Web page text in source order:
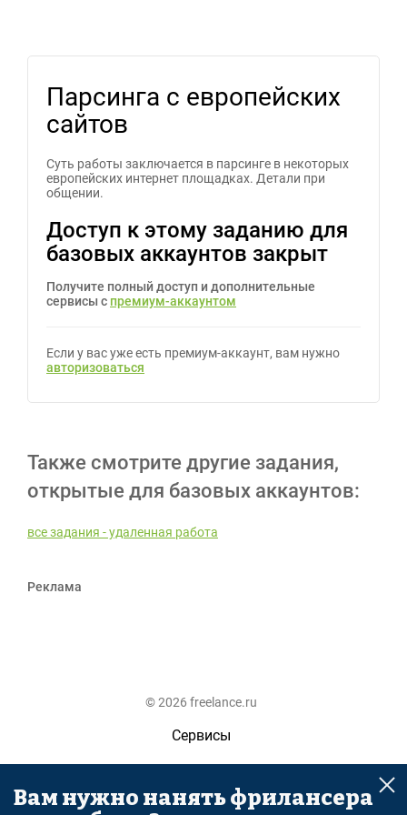
Парсинга с европейских
сайтов
Суть работы заключается в парсинге в некоторых
европейских интернет площадках. Детали при
общении.
Доступ к этому заданию для
базовых аккаунтов закрыт
Получите полный доступ и дополнительные
сервисы с премиум-аккаунтом
Если у вас уже есть премиум-аккаунт, вам нужно
авторизоваться
Также смотрите другие задания,
открытые для базовых аккаунтов:
все задания - удаленная работа
Реклама
© 2026 freelance.ru
Сервисы
Помощь
Поиск
Вам нужно нанять фрилансера